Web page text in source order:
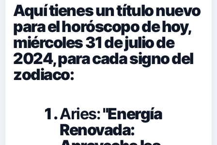
Aquí tienes un título nuevo
para el horóscopo de hoy,
miércoles 31 de julio de
2024, para cada signo del
zodiaco:
Aries:"Energía
Renovada: